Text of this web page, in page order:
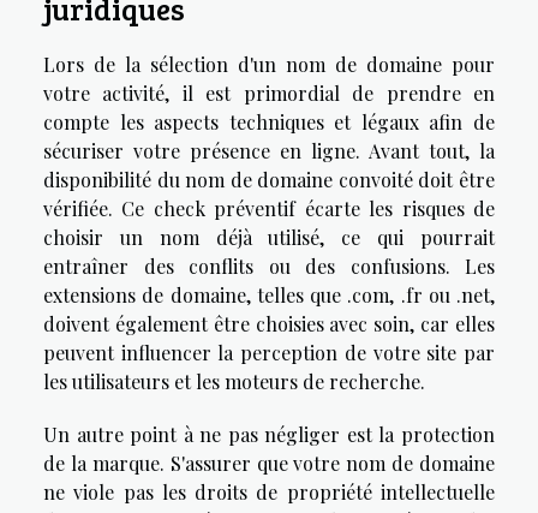
Lors de la sélection d'un nom de domaine pour
votre activité, il est primordial de prendre en
compte les aspects techniques et légaux afin de
sécuriser votre présence en ligne. Avant tout, la
disponibilité du nom de domaine convoité doit être
vérifiée. Ce check préventif écarte les risques de
choisir un nom déjà utilisé, ce qui pourrait
entraîner des conflits ou des confusions. Les
extensions de domaine, telles que .com, .fr ou .net,
doivent également être choisies avec soin, car elles
peuvent influencer la perception de votre site par
les utilisateurs et les moteurs de recherche.
Un autre point à ne pas négliger est la protection
de la marque. S'assurer que votre nom de domaine
ne viole pas les droits de propriété intellectuelle